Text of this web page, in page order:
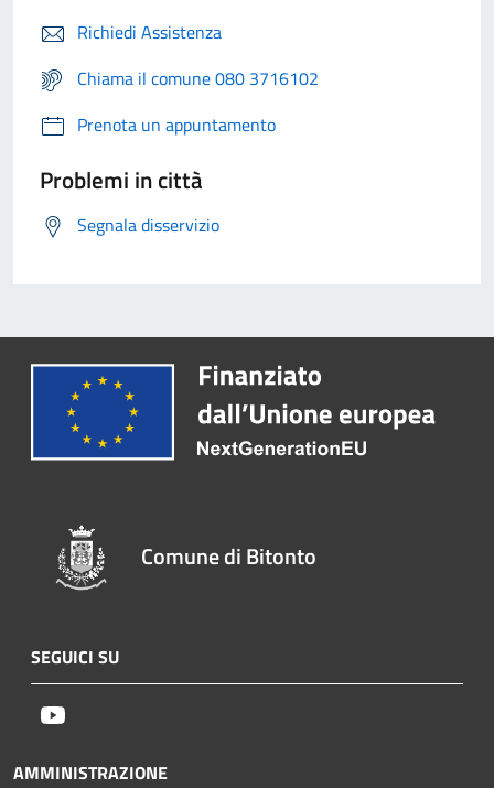
Richiedi Assistenza
Chiama il comune 080 3716102
Prenota un appuntamento
Problemi in città
Segnala disservizio
Comune di Bitonto
SEGUICI SU
AMMINISTRAZIONE